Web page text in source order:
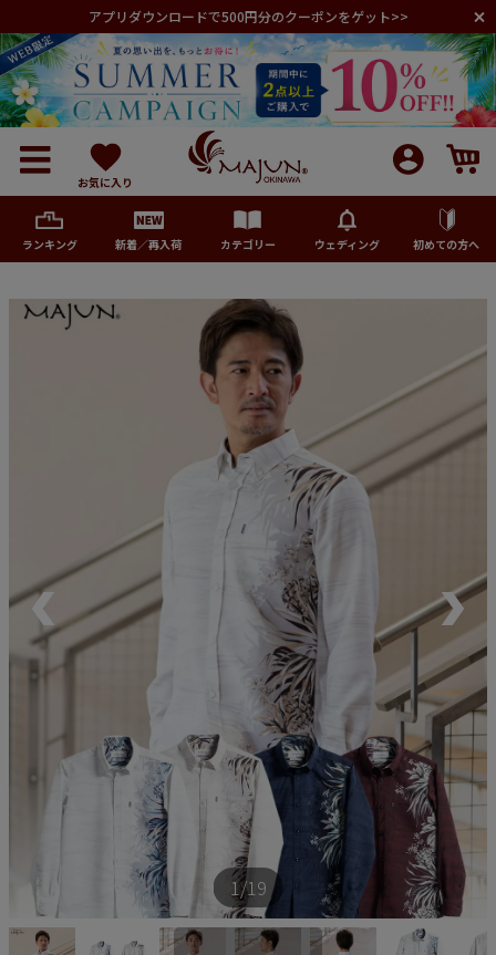
アプリダウンロードで500円分のクーポンをゲット>>
お気に入り
ランキング 新着／再入荷 カテゴリー ウェディング 初めての方へ
メンズ
ランキング
新商品
アウトレット
レーベルから探す
1/19